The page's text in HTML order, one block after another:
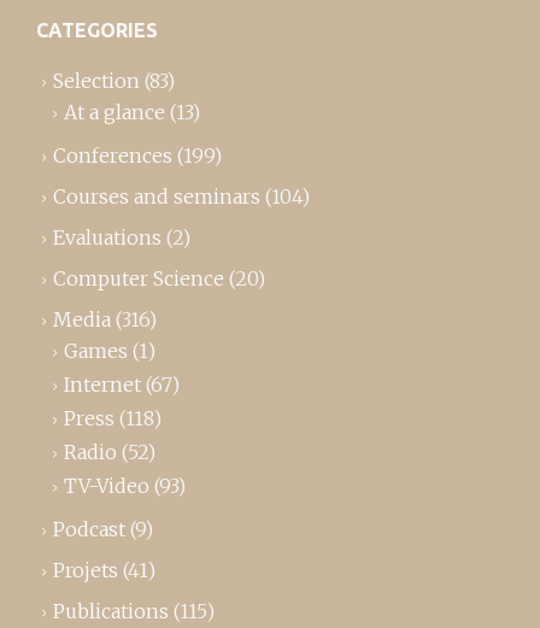
CATEGORIES
Selection (83)
At a glance (13)
Conferences (199)
Courses and seminars (104)
Evaluations (2)
Computer Science (20)
Media (316)
Games (1)
Internet (67)
Press (118)
Radio (52)
TV-Video (93)
Podcast (9)
Projets (41)
Publications (115)